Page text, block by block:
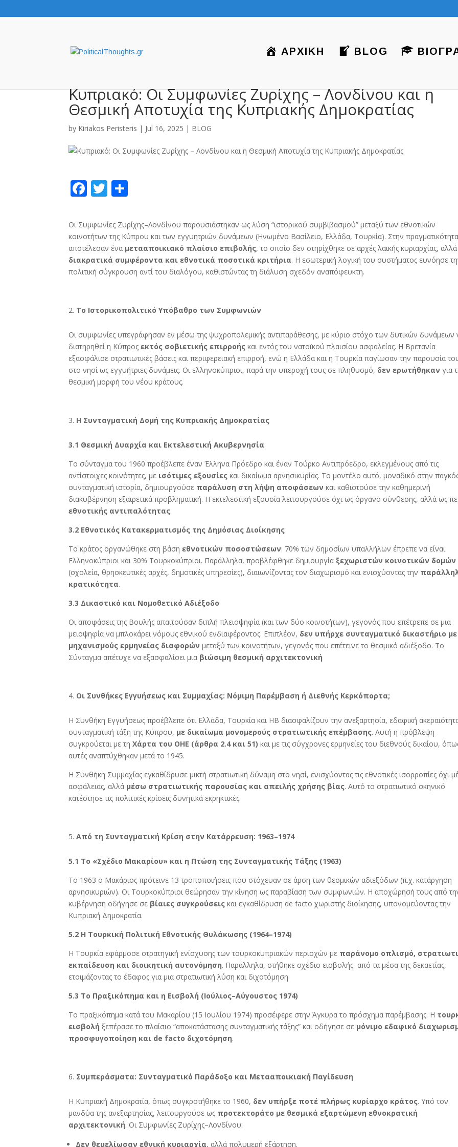
ΑΡΧΙΚΗ BLOG
Κυπριακό: Οι Συμφωνίες Ζυρίχης – Λονδίνου και η
Θεσμική Αποτυχία της Κυπριακής Δημοκρατίας
by Kiriakos Peristeris | Jul 16, 2025 | BLOG
F
e
b
o
o
T
itt
er
ar
e
Οι Συμφωνίες Ζυρίχης–Λονδίνου παρουσιάστηκαν ως λύση “ιστορικού συμβιβασμού” μεταξύ των εθνοτικών
κοινοτήτων της Κύπρου και των εγγυητριών δυνάμεων (Ηνωμένο Βασίλειο, Ελλάδα, Τουρκία). Στην
αποτέλεσαν ένα μετααποικιακό πλαίσιο επιβολής, το οποίο δεν στηρίχθηκε σε αρχές λαϊκής κυριαρχίας,
διακρατικά συμφέροντα και εθνοτικά ποσοτικά κριτήρια. Η εσωτερική λογική του συστήματος ευνόησε
πολιτική σύγκρουση αντί του διαλόγου, καθιστώντας τη διάλυση σχεδόν αναπόφευκτη.
Το Ιστορικοπολιτικό Υπόβαθρο των Συμφωνιών
Οι συμφωνίες υπεγράφησαν εν μέσω της ψυχροπολεμικής αντιπαράθεσης, με κύριο στόχο των δυτικών δυνάμεων
διατηρηθεί η Κύπροςεκτός σοβιετικής επιρροής και εντός του νατοϊκού πλαισίου ασφαλείας. Η Βρετανία
εξασφάλισε στρατιωτικές βάσεις και περιφερειακή επιρροή, ενώ η Ελλάδα και η Τουρκία παγίωσαν την παρουσία
στο νησί ως εγγυήτριες δυνάμεις. Οι ελληνοκύπριοι, παρά την υπεροχή τους σε πληθυσμό, δεν ερωτήθηκαν για
θεσμική μορφή του νέου κράτους.
Η Συνταγματική Δομή της Κυπριακής Δημοκρατίας
3.1 Θεσμική Δυαρχία και Εκτελεστική Ακυβερνησία
Το σύνταγμα του 1960 προέβλεπε έναν Έλληνα Πρόεδρο και έναν Τούρκο Αντιπρόεδρο, εκλεγμένους από τις
αντίστοιχες κοινότητες, με ισότιμες εξουσίες και δικαίωμα αρνησικυρίας. Το μοντέλο αυτό, μοναδικό στην
συνταγματική ιστορία, δημιουργούσε παράλυση στη λήψη αποφάσεων και καθιστούσε την καθημερινή
διακυβέρνηση εξαιρετικά προβληματική. Η εκτελεστική εξουσία λειτουργούσε όχι ως όργανο σύνθεσης, αλλά ως
εθνοτικής αντιπαλότητας.
3.2 Εθνοτικός Κατακερματισμός της Δημόσιας Διοίκησης
Το κράτος οργανώθηκε στη βάσηεθνοτικών ποσοστώσεων: 70% των δημοσίων υπαλλήλων έπρεπε να είναι
Ελληνοκύπριοι και 30% Τουρκοκύπριοι. Παράλληλα, προβλέφθηκε δημιουργία ξεχωριστών κοινοτικών δομών
(σχολεία, θρησκευτικές αρχές, δημοτικές υπηρεσίες), διαιωνίζοντας τον διαχωρισμό και ενισχύοντας την
κρατικότητα.
3.3 Δικαστικό και Νομοθετικό Αδιέξοδο
Οι αποφάσεις της Βουλής απαιτούσαν διπλή πλειοψηφία (και των δύο κοινοτήτων), γεγονός που επέτρεπε σε μια
μειοψηφία να μπλοκάρει νόμους εθνικού ενδιαφέροντος. Επιπλέον, δεν υπήρχε συνταγματικό δικαστήριο με
μηχανισμούς ερμηνείας διαφορών μεταξύ των κοινοτήτων, γεγονός που επέτεινε το θεσμικό αδιέξοδο. Το
Σύνταγμα απέτυχε να εξασφαλίσει μια βιώσιμη θεσμική αρχιτεκτονική
Οι Συνθήκες Εγγυήσεως και Συμμαχίας: Νόμιμη Παρέμβαση ή Διεθνής Κερκόπορτα;
Η Συνθήκη Εγγυήσεως προέβλεπε ότι Ελλάδα, Τουρκία και ΗΒ διασφαλίζουν την ανεξαρτησία, εδαφική
συνταγματική τάξη της Κύπρου, με δικαίωμα μονομερούς στρατιωτικής επέμβασης. Αυτή η πρόβλεψη
συγκρούεται με τηΧάρτα του ΟΗΕ (άρθρα 2.4 και 51) και με τις σύγχρονες ερμηνείες του διεθνούς δικαίου,
αυτές αναπτύχθηκαν μετά το 1945.
Η Συνθήκη Συμμαχίας εγκαθίδρυσε μικτή στρατιωτική δύναμη στο νησί, ενισχύοντας τις εθνοτικές ισορροπίες όχι
ασφάλειας, αλλά μέσω στρατιωτικής παρουσίας και απειλής χρήσης βίας. Αυτό το στρατιωτικό σκηνικό
κατέστησε τις πολιτικές κρίσεις δυνητικά εκρηκτικές.
Από τη Συνταγματική Κρίση στην Κατάρρευση: 1963–1974
5.1 Το «Σχέδιο Μακαρίου» και η Πτώση της Συνταγματικής Τάξης (1963)
Το 1963 ο Μακάριος πρότεινε 13 τροποποιήσεις που στόχευαν σε άρση των θεσμικών αδιεξόδων (π.χ. κατάργηση
αρνησικυριών). Οι Τουρκοκύπριοι θεώρησαν την κίνηση ως παραβίαση των συμφωνιών. Η αποχώρησή τους από
κυβέρνηση οδήγησε σε βίαιες συγκρούσεις και εγκαθίδρυση de facto χωριστής διοίκησης, υπονομεύοντας την
Κυπριακή Δημοκρατία.
5.2 Η Τουρκική Πολιτική Εθνοτικής Θυλάκωσης (1964–1974)
Η Τουρκία εφάρμοσε στρατηγική ενίσχυσης των τουρκοκυπριακών περιοχών με παράνομο οπλισμό,
εκπαίδευση και διοικητική αυτονόμηση. Παράλληλα, στήθηκε σχέδιο εισβολής από τα μέσα της δεκαετίας,
ετοιμάζοντας το έδαφος για μια στρατιωτική λύση και διχοτόμηση
5.3 Το Πραξικόπημα και η Εισβολή (Ιούλιος–Αύγουστος 1974)
Το πραξικόπημα κατά του Μακαρίου (15 Ιουλίου 1974) προσέφερε στην Άγκυρα το πρόσχημα παρέμβασης. Η
εισβολήξεπέρασε το πλαίσιο “αποκατάστασης συνταγματικής τάξης” και οδήγησε σε μόνιμο εδαφικό
προσφυγοποίηση και de facto διχοτόμηση.
Συμπεράσματα: Συνταγματικό Παράδοξο και Μετααποικιακή Παγίδευση
Η Κυπριακή Δημοκρατία, όπως συγκροτήθηκε το 1960, δεν υπήρξε ποτέ πλήρως κυρίαρχο κράτος. Υπό τον
μανδύα της ανεξαρτησίας, λειτουργούσε ως προτεκτοράτο με θεσμικά εξαρτώμενη εθνοκρατική
αρχιτεκτονική. Οι Συμφωνίες Ζυρίχης–Λονδίνου:
Δεν θεμελίωσαν εθνική κυριαρχία, αλλά πολυμερή εξάρτηση.